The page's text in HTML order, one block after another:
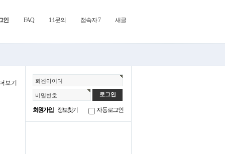
인 FAQ 1:1문의 접속자 7 새글
회원아이디
비밀번호
회원가입 정보찾기 자동로그인
보기